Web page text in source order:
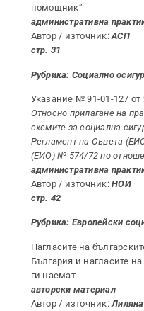
помощник”
административна
Автор / източник:АСП
стр. 31
Рубрика: Социално
Указание № 91-01-127 от
Относно прилагане на
схемите за социална
Регламент на Съвета
(ЕИО) № 574/72 по
административна
Автор / източник:НОИ
стр. 42
Рубрика: Европейски
Нагласите на
България и нагласите
ги наемат
авторски материал
Автор / източник: